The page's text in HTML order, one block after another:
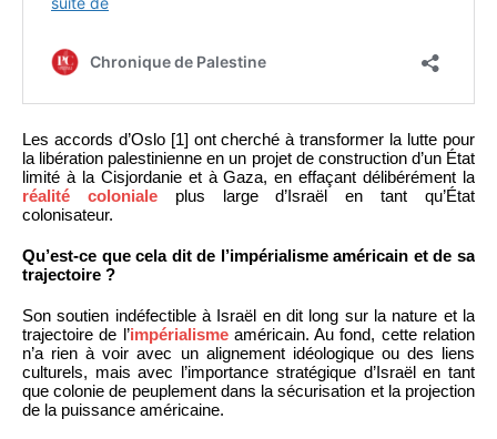
Les accords d’Oslo [1] ont cherché à transformer la lutte pour
la libération palestinienne en un projet de construction d’un État
limité à la Cisjordanie et à Gaza, en effaçant délibérément la
réalité colonialeplus large d’Israël en tant qu’État
colonisateur.
Qu’est-ce que cela dit de l’impérialisme américain et de sa
trajectoire ?
Son soutien indéfectible à Israël en dit long sur la nature et la
trajectoire de l’impérialismeaméricain. Au fond, cette relation
n’a rien à voir avec un alignement idéologique ou des liens
culturels, mais avec l’importance stratégique d’Israël en tant
que colonie de peuplement dans la sécurisation et la projection
de la puissance américaine.